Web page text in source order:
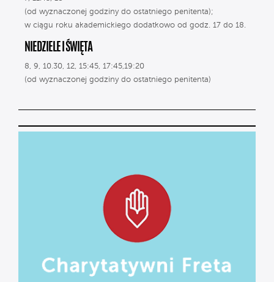
(od wyznaczonej godziny do ostatniego penitenta);
w ciągu roku akademickiego dodatkowo od godz. 17 do 18.
NIEDZIELE I ŚWIĘTA
8, 9, 10.30, 12, 15:45, 17:45,19:20
(od wyznaczonej godziny do ostatniego penitenta)